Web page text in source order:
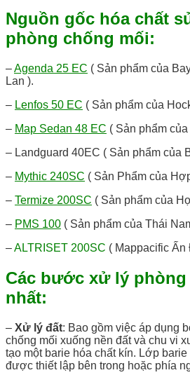
Nguồn gốc hóa chất
phòng chống mối:
–Agenda 25 EC ( Sản phẩm của
Lan ).
– Lenfos 50 EC ( Sản phẩm của
– Map Sedan 48 EC ( Sản phẩm
– Landguard 40EC ( Sản phẩm của
– Mythic 240SC ( Sản Phẩm của
– Termize 200SC ( Sản phẩm của
– PMS 100 ( Sản phẩm của Thái
–ALTRISET 200SC ( Mappacific Ấn
Các bước xử lý
nhất:
– Xử lý đất: Bao gồm việc áp dụng
chống mối xuống nền đất và chu vi
tạo một barie hóa chất kín. Lớp
được thiết lập bên trong hoặc phía